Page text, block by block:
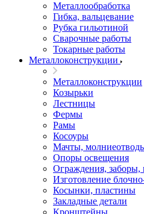
Металлообработка
Гибка, вальцевание
Рубка гильотиной
Сварочные работы
Токарные работы
Металлоконструкции
Металлоконструкции
Козырьки
Лестницы
Фермы
Рамы
Косоуры
Мачты,
Опоры освещения
Ограждения, заборы,
Изготовление
Косынки, пластины
Закладные детали
Кронштейны